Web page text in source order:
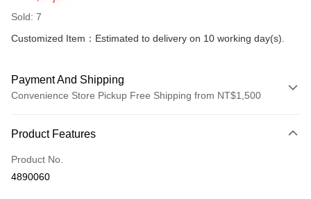
Sold: 7
Customized Item：Estimated to delivery on 10 working day(s).
Payment And Shipping
Convenience Store Pickup Free Shipping from NT$1,500
Credit Card (Full Payment)
Convenience Store Pickup and Pay
Product Features
Product No.
4890060